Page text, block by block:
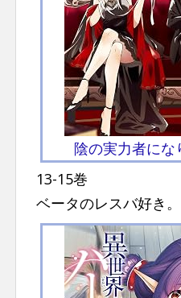
陰の実力者にな
13-15巻
ベータのレスバ好き。